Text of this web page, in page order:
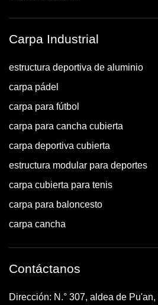
Carpa Industrial
estructura deportiva de aluminio
carpa pádel
carpa para fútbol
carpa para cancha cubierta
carpa deportiva cubierta
estructura modular para deportes
carpa cubierta para tenis
carpa para baloncesto
carpa cancha
Contáctanos
Dirección: N.° 307, aldea de